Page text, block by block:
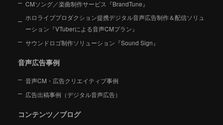
CMソング／楽曲制作サービス『BrandTune』
ホロライブプロダクション提携デジタル音声広告制作＆配信ソリュ
ーション 『VTuberによる音声CMプラン』
サウンドロゴ制作ソリューション『Sound Sign』
音声広告事例
音声CM・広告クリエイティブ事例
広告出稿事例（デジタル音声広告）
コンテンツ／ブログ